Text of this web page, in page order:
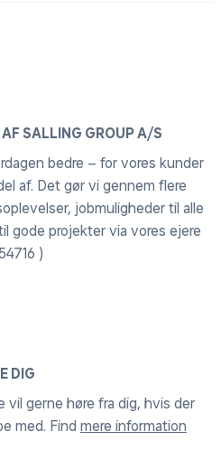
SALLING GROUP A/S
bedre – for vores kunder
af. Det gør vi gennem flere
jobmuligheder til alle
gode projekter via vores ejere
)
DIG
vil gerne høre fra dig, hvis der
med. Find mere information